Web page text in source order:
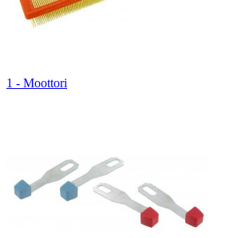
1 - Moottori